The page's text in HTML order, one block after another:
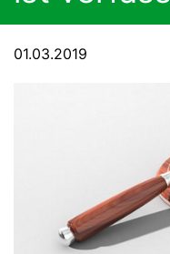
01.03.2019